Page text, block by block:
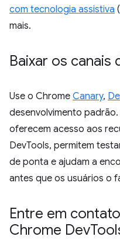
com tecnologia assistiva
mais.
Baixar os canais
Use o Chrome Canary,
desenvolvimento
oferecem acesso aos
DevTools, permitem
de ponta e ajudam a
antes que os usuários o
Entre em
Chrome Dev